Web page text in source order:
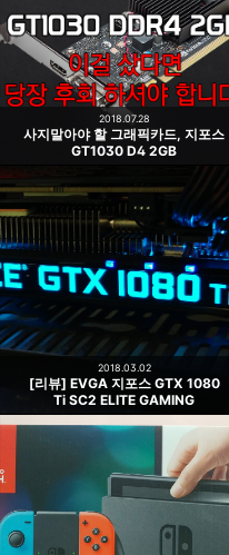
사지말아야 할 그래픽카드, 지포스
GT1030 D4 2GB
2018.07.28
[리뷰] EVGA 지포스 GTX 1080
Ti SC2 ELITE GAMING
2018.03.02